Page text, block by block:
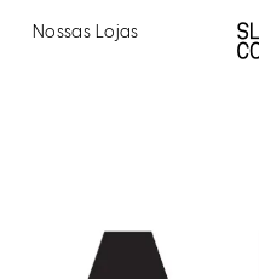
Nossas Lojas